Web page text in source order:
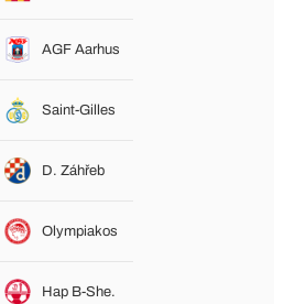
AGF Aarhus
Saint-Gilles
D. Záhřeb
Olympiakos
Hap B-She.